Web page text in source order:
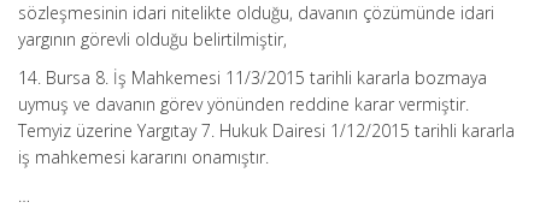
sözleşmesinin idari nitelikte olduğu, davanın çözümünde idari
yargının görevli olduğu belirtilmiştir,
14. Bursa 8. İş Mahkemesi 11/3/2015 tarihli kararla bozmaya
uymuş ve davanın görev yönünden reddine karar vermiştir.
Temyiz üzerine Yargıtay 7. Hukuk Dairesi 1/12/2015 tarihli kararla
iş mahkemesi kararını onamıştır.
…